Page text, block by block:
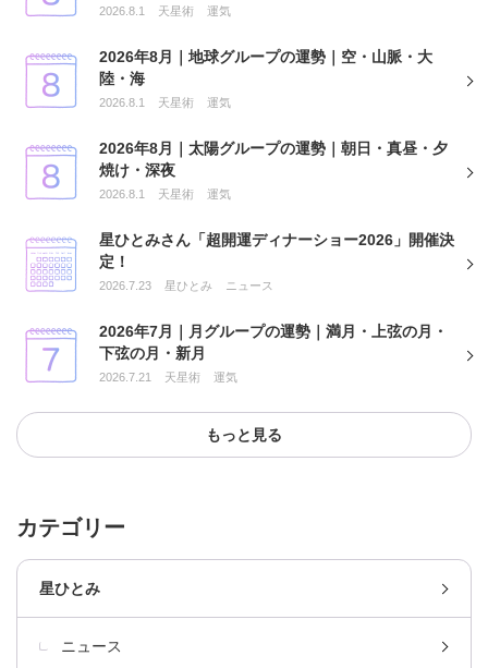
2026.8.1 天星術 運気
2026年8月｜地球グループの運勢｜空・山脈・大
陸・海
2026.8.1 天星術 運気
2026年8月｜太陽グループの運勢｜朝日・真昼・夕
焼け・深夜
2026.8.1 天星術 運気
星ひとみさん「超開運ディナーショー2026」開催決
定！
2026.7.23 星ひとみ ニュース
2026年7月｜月グループの運勢｜満月・上弦の月・
下弦の月・新月
2026.7.21 天星術 運気
もっと見る
カテゴリー
星ひとみ
ニュース